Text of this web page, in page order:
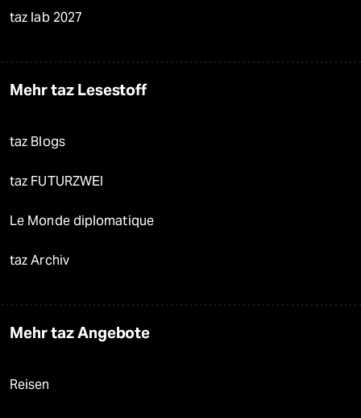
taz lab 2027
Mehr taz Lesestoff
taz Blogs
taz FUTURZWEI
Le Monde diplomatique
taz Archiv
Mehr taz Angebote
Reisen